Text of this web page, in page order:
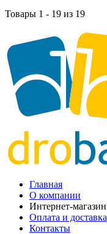
Товары 1 - 19 из 19
Главная
О компании
Интернет-магазин
Оплата и доставка
Контакты